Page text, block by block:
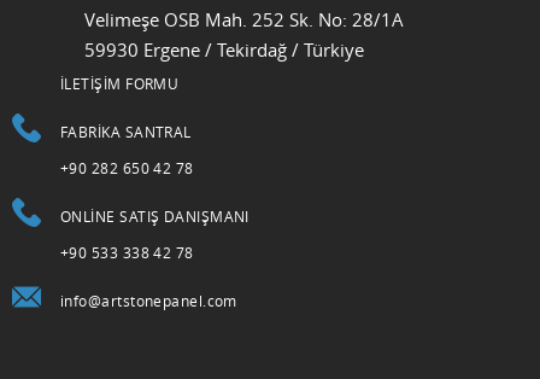
Velimeşe OSB Mah. 252 Sk. No: 28/1A
59930 Ergene / Tekirdağ / Türkiye
İLETİŞİM FORMU
FABRIKA SANTRAL
+90 282 650 42 78
ONLINE SATIŞ DANIŞMANI
+90 533 338 42 78
info@artstonepanel.com